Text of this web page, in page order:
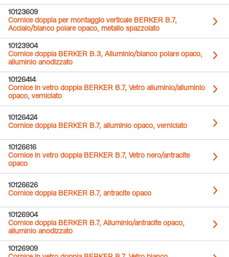
10123609
Cornice doppia per montaggio verticale BERKER B.7,
Acciaio/bianco polare opaco, metallo spazzolato
10123904
Cornice doppia BERKER B.3, Alluminio/bianco polare opaco,
alluminio anodizzato
10126414
Cornice in vetro doppia BERKER B.7, Vetro alluminio/alluminio
opaco, verniciato
10126424
Cornice doppia BERKER B.7, alluminio opaco, verniciato
10126616
Cornice in vetro doppia BERKER B.7, Vetro nero/antracite
opaco
10126626
Cornice doppia BERKER B.7, antracite opaco
10126904
Cornice doppia BERKER B.7, Alluminio/antracite opaco,
alluminio anodizzato
10126909